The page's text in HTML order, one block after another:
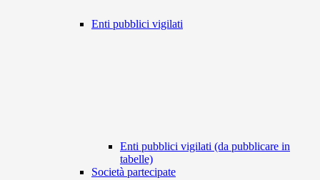
Enti pubblici vigilati
Enti pubblici vigilati (da pubblicare in
tabelle)
Società partecipate